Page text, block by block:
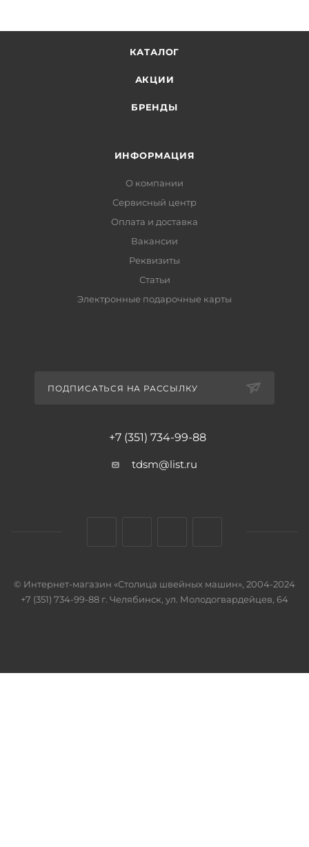
КАТАЛОГ
АКЦИИ
БРЕНДЫ
ИНФОРМАЦИЯ
О компании
Сервисный центр
Оплата и доставка
Вакансии
Реквизиты
Статьи
Электронные подарочные карты
ПОДПИСАТЬСЯ НА РАССЫЛКУ
+7 (351) 734-99-88
tdsm@list.ru
© Интернет-магазин «Столица швейных машин», 2004-2024
+7 (351) 734-99-88 г. Челябинск, ул. Молодогвардейцев, 64